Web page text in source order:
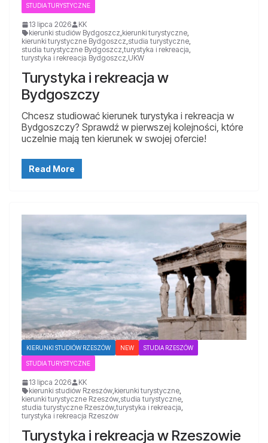
STUDIA TURYSTYCZNE
13 lipca 2026
KK
kierunki studiów Bydgoszcz kierunki turystyczne
kierunki turystyczne Bydgoszcz studia turystyczne
studia turystyczne Bydgoszcz turystyka i rekreacja
turystyka i rekreacja Bydgoszcz UKW
Turystyka i rekreacja w
Bydgoszczy
Chcesz studiować kierunek turystyka i rekreacja w
Bydgoszczy? Sprawdź w pierwszej kolejności, które
uczelnie mają ten kierunek w swojej ofercie!
Read More
KIERUNKI STUDIÓW RZESZÓW NEW STUDIA RZESZÓW
STUDIA TURYSTYCZNE
13 lipca 2026
KK
kierunki studiów Rzeszów kierunki turystyczne
kierunki turystyczne Rzeszów studia turystyczne
studia turystyczne Rzeszów turystyka i rekreacja
turystyka i rekreacja Rzeszów
Turystyka i rekreacja w Rzeszowie